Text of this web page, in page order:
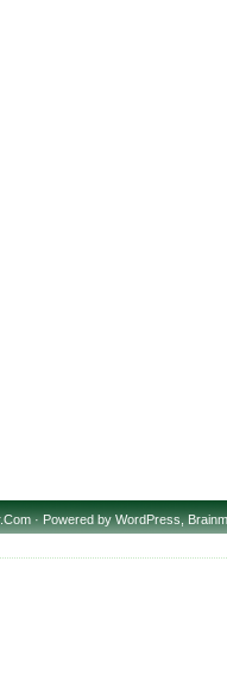
· Powered byWordPress,